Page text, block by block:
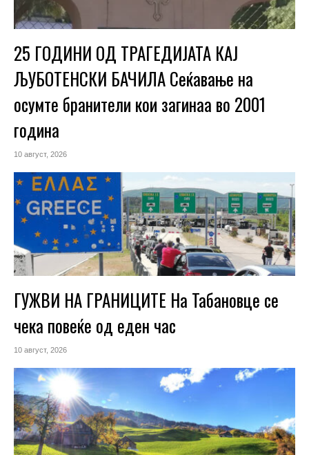
25 ГОДИНИ ОД ТРАГЕДИЈАТА КАЈ
ЉУБОТЕНСКИ БАЧИЛА Сеќавање на
осумте бранители кои загинаа во 2001
година
10 август, 2026
ГУЖВИ НА ГРАНИЦИТЕ На Табановце се
чека повеќе од еден час
10 август, 2026